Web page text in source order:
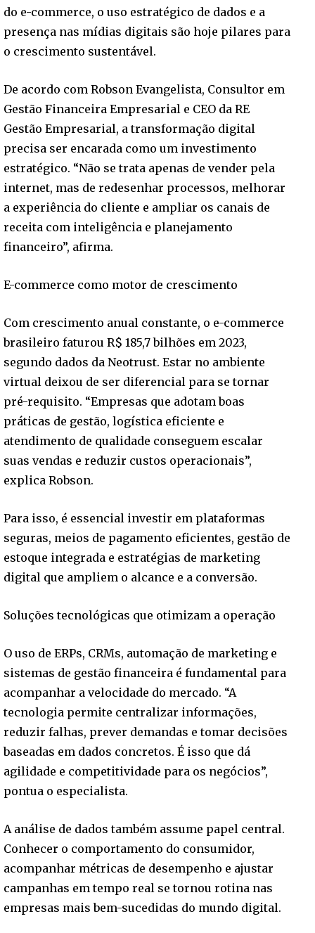
do e-commerce, o uso estratégico de dados e a
presença nas mídias digitais são hoje pilares para
o crescimento sustentável.
De acordo com Robson Evangelista, Consultor em
Gestão Financeira Empresarial e CEO da RE
Gestão Empresarial, a transformação digital
precisa ser encarada como um investimento
estratégico. “Não se trata apenas de vender pela
internet, mas de redesenhar processos, melhorar
a experiência do cliente e ampliar os canais de
receita com inteligência e planejamento
financeiro”, afirma.
E-commerce como motor de crescimento
Com crescimento anual constante, o e-commerce
brasileiro faturou R$ 185,7 bilhões em 2023,
segundo dados da Neotrust. Estar no ambiente
virtual deixou de ser diferencial para se tornar
pré-requisito. “Empresas que adotam boas
práticas de gestão, logística eficiente e
atendimento de qualidade conseguem escalar
suas vendas e reduzir custos operacionais”,
explica Robson.
Para isso, é essencial investir em plataformas
seguras, meios de pagamento eficientes, gestão de
estoque integrada e estratégias de marketing
digital que ampliem o alcance e a conversão.
Soluções tecnológicas que otimizam a operação
O uso de ERPs, CRMs, automação de marketing e
sistemas de gestão financeira é fundamental para
acompanhar a velocidade do mercado. “A
tecnologia permite centralizar informações,
reduzir falhas, prever demandas e tomar decisões
baseadas em dados concretos. É isso que dá
agilidade e competitividade para os negócios”,
pontua o especialista.
A análise de dados também assume papel central.
Conhecer o comportamento do consumidor,
acompanhar métricas de desempenho e ajustar
campanhas em tempo real se tornou rotina nas
empresas mais bem-sucedidas do mundo digital.